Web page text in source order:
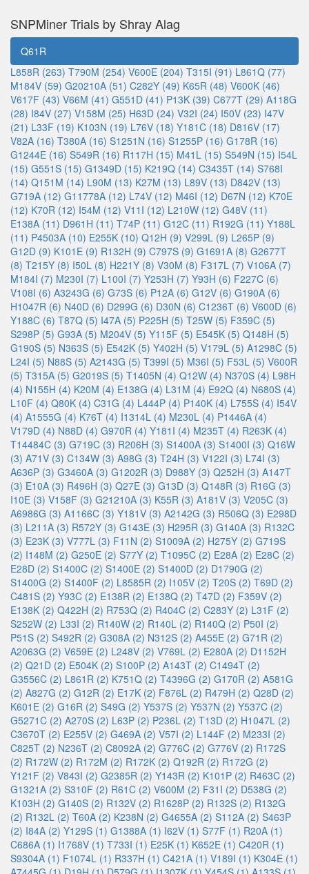
SNPMiner Trials by Shray Alag
Q61R
L858R (263) T790M (254) V600E (204) T315I (91) L861Q (77)
M184V (59) G20210A (51) C282Y (49) K65R (48) V600K (46)
V617F (43) V66M (41) G551D (41) P13K (39) C677T (29) A118G
(28) I84V (27) V158M (25) H63D (24) V32I (24) I50V (23) I47V
(21) L33F (19) K103N (19) L76V (18) Y181C (18) D816V (17)
V82A (16) T380A (16) S1251N (16) S1255P (16) G178R (16)
G1244E (16) S549R (16) R117H (15) M41L (15) S549N (15) I54L
(15) G551S (15) G1349D (15) K219Q (14) C3435T (14) S768I
(14) Q151M (14) L90M (13) K27M (13) L89V (13) D842V (13)
G719A (12) G11778A (12) L74V (12) M46I (12) D67N (12) K70E
(12) K70R (12) I54M (12) V11I (12) L210W (12) G48V (11)
E138A (11) D961H (11) T74P (11) G12C (11) R192G (11) Y188L
(11) P4503A (10) E255K (10) Q12H (9) V299L (9) L265P (9)
G12D (9) K101E (9) R132H (9) C797S (9) G1691A (8) G2677T
(8) T215Y (8) I50L (8) H221Y (8) V30M (8) F317L (7) V106A (7)
M184I (7) M230I (7) L100I (7) Y253H (7) Y93H (6) F227C (6)
V108I (6) A3243G (6) G73S (6) P12A (6) G12V (6) G190A (6)
H1047R (6) N40D (6) D299G (6) D30N (6) C1236T (6) V600D (6)
Y188C (6) T87Q (5) I47A (5) P225H (5) T25W (5) F359C (5)
S298P (5) G93A (5) M204V (5) Y115F (5) E545K (5) Q148H (5)
G190S (5) N363S (5) E542K (5) Y402H (5) V179L (5) A1298C (5)
L24I (5) N88S (5) A2143G (5) T399I (5) M36I (5) F53L (5) V600R
(5) T315A (5) G2019S (5) T1405N (4) Q12W (4) N370S (4) L98H
(4) N155H (4) K20M (4) E138G (4) L31M (4) E92Q (4) N680S (4)
L10F (4) Q80K (4) C31G (4) L444P (4) P140K (4) L755S (4) I54V
(4) A1555G (4) K76T (4) I1314L (4) M230L (4) P1446A (4)
V179D (4) N88D (4) G970R (4) Y181I (4) M235T (4) R263K (4)
T14484C (3) G719C (3) R206H (3) S1400A (3) S1400I (3) Q16W
(3) A71V (3) C134W (3) A98G (3) T24H (3) V122I (3) L74I (3)
A636P (3) G3460A (3) G1202R (3) D988Y (3) Q252H (3) A147T
(3) E10A (3) R496H (3) Q27E (3) G13D (3) Q148R (3) R16G (3)
I10E (3) V158F (3) G21210A (3) K55R (3) A181V (3) V205C (3)
A6986G (3) A1166C (3) Y181V (3) A2142G (3) R506Q (3) E298D
(3) L211A (3) R572Y (3) G143E (3) H295R (3) G140A (3) R132C
(3) E23K (3) V777L (3) F11N (2) S1009A (2) H275Y (2) G719S
(2) I148M (2) G250E (2) S77Y (2) T1095C (2) E28A (2) E28C (2)
E28D (2) S1400C (2) S1400E (2) S1400D (2) D1790G (2)
S1400G (2) S1400F (2) L8585R (2) I105V (2) T20S (2) T69D (2)
C481S (2) Y93C (2) E138R (2) E138Q (2) T47D (2) F359V (2)
E138K (2) Q422H (2) R753Q (2) R404C (2) C283Y (2) L31F (2)
S252W (2) L33I (2) R140W (2) R140L (2) R140Q (2) P50I (2)
P51S (2) S492R (2) G308A (2) N312S (2) A455E (2) G71R (2)
A2063G (2) V659E (2) L248V (2) V769L (2) E280A (2) D1152H
(2) Q21D (2) E504K (2) S100P (2) A143T (2) C1494T (2)
G3556C (2) L861R (2) K751Q (2) T4396G (2) G170R (2) A581G
(2) A827G (2) G12R (2) E17K (2) F876L (2) R479H (2) Q28D (2)
K601E (2) G16R (2) S49G (2) Y537S (2) Y537N (2) Y537C (2)
G5271C (2) A270S (2) L63P (2) P236L (2) T13D (2) H1047L (2)
C3670T (2) E255V (2) G469A (2) V57I (2) L144F (2) M233I (2)
C825T (2) N236T (2) C8092A (2) G776C (2) G776V (2) R172S
(2) R172W (2) R172M (2) R172K (2) Q192R (2) R172G (2)
Y121F (2) V843I (2) G2385R (2) Y143R (2) K101P (2) R463C (2)
G1321A (2) S310F (2) R61C (2) V600M (2) F31I (2) D538G (2)
K103H (2) G140S (2) R132V (2) R1628P (2) R132S (2) R132G
(2) R132L (2) T60A (2) K238N (2) G4655A (2) S112A (2) S463P
(2) I84A (2) Y129S (1) G1388A (1) I62V (1) S77F (1) R20A (1)
C686A (1) I1768V (1) T733I (1) E25K (1) K652E (1) C420R (1)
S9304A (1) F1074L (1) R337H (1) C421A (1) V189I (1) K304E (1)